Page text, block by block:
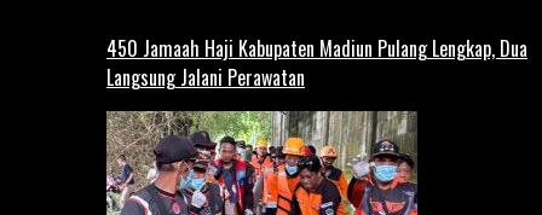
450 Jamaah Haji Kabupaten Madiun Pulang Lengkap, Dua
Langsung Jalani Perawatan